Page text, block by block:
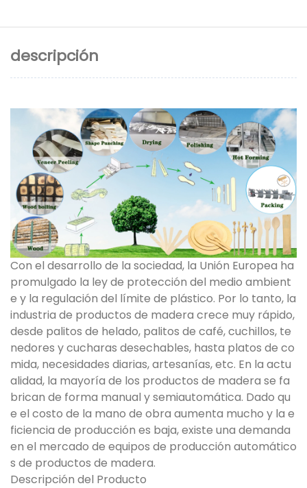
descripción
Con el desarrollo de la sociedad, la Unión Europea ha
promulgado la ley de protección del medio ambient
e y la regulación del límite de plástico. Por lo tanto, la
industria de productos de madera crece muy rápido,
desde palitos de helado, palitos de café, cuchillos, te
nedores y cucharas desechables, hasta platos de co
mida, necesidades diarias, artesanías, etc. En la actu
alidad, la mayoría de los productos de madera se fa
brican de forma manual y semiautomática. Dado qu
e el costo de la mano de obra aumenta mucho y la e
ficiencia de producción es baja, existe una demanda
en el mercado de equipos de producción automático
s de productos de madera.
Descripción del Producto